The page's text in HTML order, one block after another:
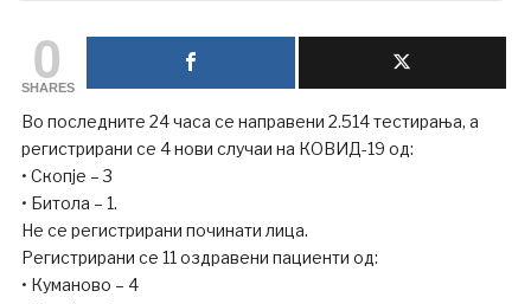
0
SHARES
Во последните 24 часа се направени 2.514 тестирања, а
регистрирани се 4 нови случаи на КОВИД-19 од:
• Скопје – 3
• Битола – 1.
Не се регистрирани починати лица.
Регистрирани се 11 оздравени пациенти од:
• Куманово – 4